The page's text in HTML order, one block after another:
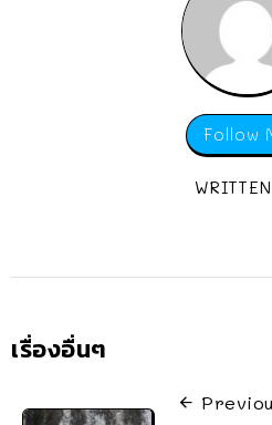
Follow
เรื่องอื่นๆ